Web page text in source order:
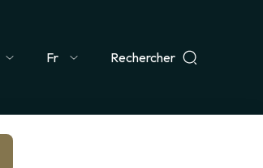
Select
Rechercher